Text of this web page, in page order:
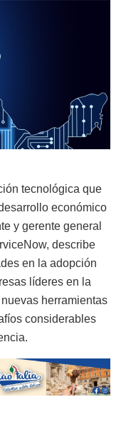
tecnológica que
económico
y gerente general
describe
en la adopción
líderes en la
herramientas
considerables